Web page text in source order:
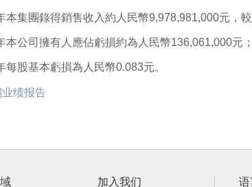
本集團錄得銷售收入約人民幣9,978,981,000元，
本公司擁有人應佔虧損約為人民幣136,061,000元；
每股基本虧損為人民幣0.083元。
绩报告
加入我们 语